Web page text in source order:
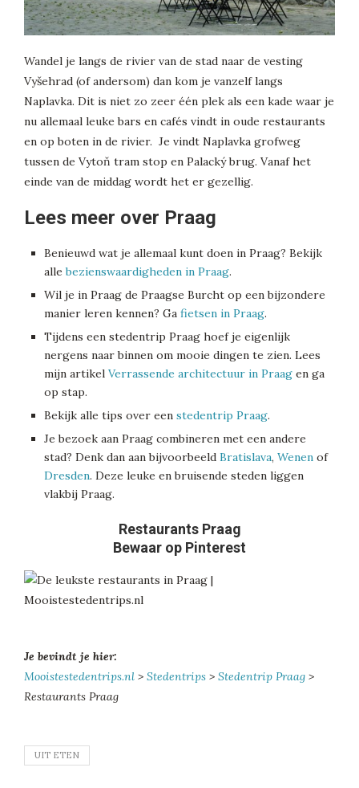
Wandel je langs de rivier van de stad naar de vesting
Vyšehrad (of andersom) dan kom je vanzelf langs
Naplavka. Dit is niet zo zeer één plek als een kade waar je
nu allemaal leuke bars en cafés vindt in oude restaurants
en op boten in de rivier. Je vindt Naplavka grofweg
tussen de Vytoň tram stop en Palacký brug. Vanaf het
einde van de middag wordt het er gezellig.
Lees meer over Praag
Benieuwd wat je allemaal kunt doen in Praag? Bekijk
allebezienswaardigheden in Praag.
Wil je in Praag de Praagse Burcht op een bijzondere
manier leren kennen? Ga fietsen in Praag.
Tijdens een stedentrip Praag hoef je eigenlijk
nergens naar binnen om mooie dingen te zien. Lees
mijn artikel Verrassende architectuur in Praag en ga
op stap.
Bekijk alle tips over een stedentrip Praag.
Je bezoek aan Praag combineren met een andere
stad? Denk dan aan bijvoorbeeld Bratislava, Wenen of
Dresden. Deze leuke en bruisende steden liggen
vlakbij Praag.
Restaurants Praag
Bewaar op Pinterest
Je bevindt je hier:
Mooistestedentrips.nl > Stedentrips > Stedentrip Praag >
Restaurants Praag
UIT ETEN